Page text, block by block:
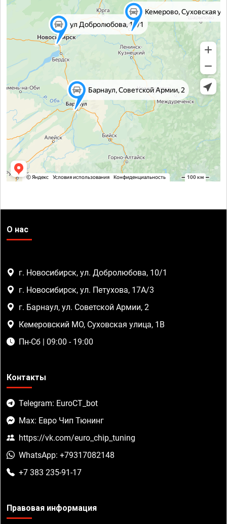
О нас
г. Новосибирск, ул. Добролюбова, 10/1
г. Новосибирск, ул. Петухова, 17А/3
г. Барнаул, ул. Советской Армии, 2
Кемеровский МО, Суховская улица, 1В
Пн-Сб | 09:00 - 19:00
Контакты
Telegram: EuroCT_bot
Max: Евро Чип Тюнинг
https://vk.com/euro_chip_tuning
WhatsApp: +79317082148
+7 383 235-91-17
Правовая информация